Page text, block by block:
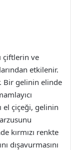
çiftlerin ve
etkilenir.
Bir gelinin elinde
el çiçeği, gelinin
kırmızı renkte
dışavurmasını